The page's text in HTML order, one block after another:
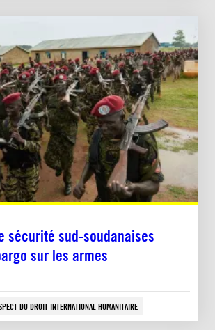
sécurité sud-soudanaises
sur les armes
DU DROIT INTERNATIONAL HUMANITAIRE